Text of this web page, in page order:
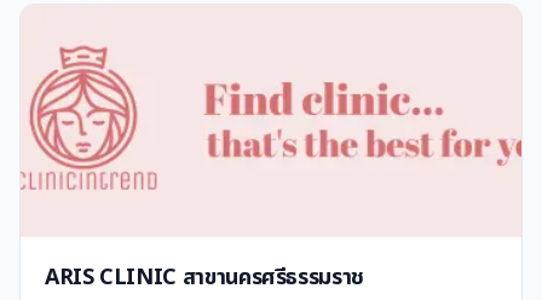
ARIS CLINIC สาขานครศรีธรรมราช